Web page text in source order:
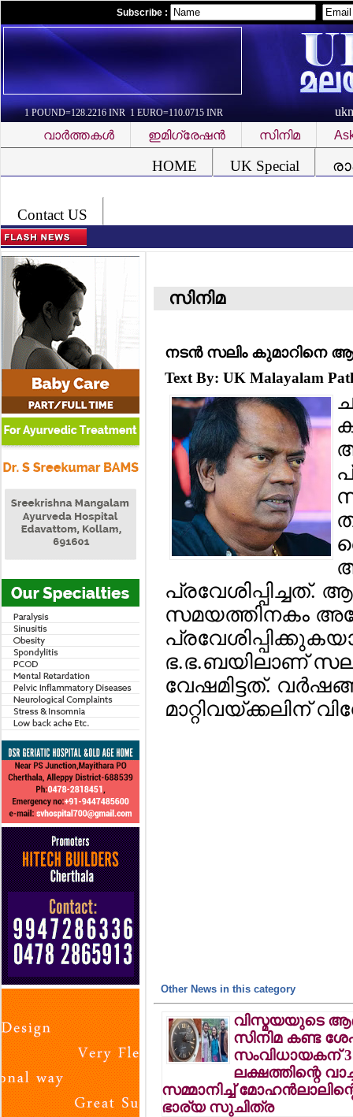
Subscribe :
1 POUND=128.2216 INR 1 EURO=110.0715 INR
വാര്‍ത്തകള്‍
ഇമിഗ്രേഷന്‍ സിനിമ
HOME UK Special
Contact US
സിനിമ
നടന്‍ സലിം കുമാറിനെ
Text By: UK Malayalam
സമയത്തിനകം
ഭ.ഭ.ബയിലാണ്
വേഷമിട്ടത്.
മാറ്റിവയ്ക്കലിന്
Other News in this category
വിസ്മയയുടെ
സിനിമ കണ്ട
സംവിധായകന് 3
ലക്ഷത്തിന്റെ
സമ്മാനിച്ച്
ഭാര്യ സുചിത്ര